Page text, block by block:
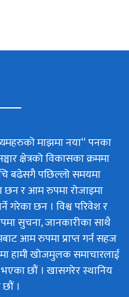
माझमा नया“ पनका
क्षेत्रको विकासका क्रममा
बढेसगै पछिल्लो समयमा
छन र आम रुपमा रोजाइमा
गरेका छन । विश्व परिवेश र
सुचना, जानकारीका साथै
आम रुपमा प्राप्त गर्न सहज
हामी खोजमुलक समाचारलाई
भएका छौं । खासगरेर स्थानिय
।